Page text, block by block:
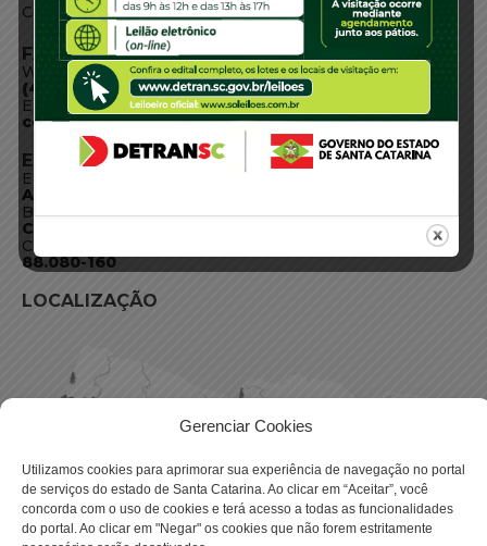
Gerenciar Cookies
Utilizamos cookies para aprimorar sua experiência de navegação no portal
de serviços do estado de Santa Catarina. Ao clicar em “Aceitar”, você
concorda com o uso de cookies e terá acesso a todas as funcionalidades
do portal. Ao clicar em "Negar" os cookies que não forem estritamente
Conheça SC
FALE CONOSCO
WhatsApp:
(48) 3664-1800
E-mail:
centraldeinformacoes@detran.sc.gov.br
ENDEREÇO
Endereço:
Av. Almirante Tamandaré - 480
Bairro:
Coqueiros, Florianópolis SC
CEP:
88.080-160
LOCALIZAÇÃO